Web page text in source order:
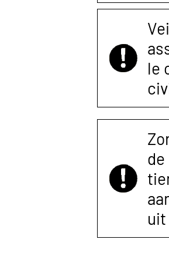
le
uit